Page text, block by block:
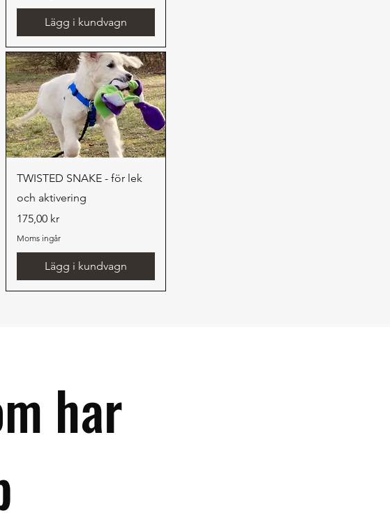
Lägg i kundvagn
Snabbvisning
TWISTED SNAKE - för lek
och aktivering
Pris
175,00 kr
Moms ingår
Lägg i kundvagn
har